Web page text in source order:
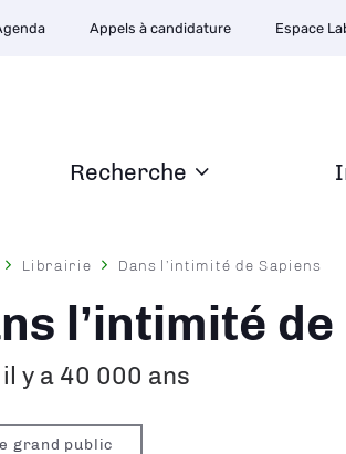
Recherche
Appels à candidature Espace
Librairie Dans l’intimité de Sapiens
l’intimité
y a 40 000 ans
grand public